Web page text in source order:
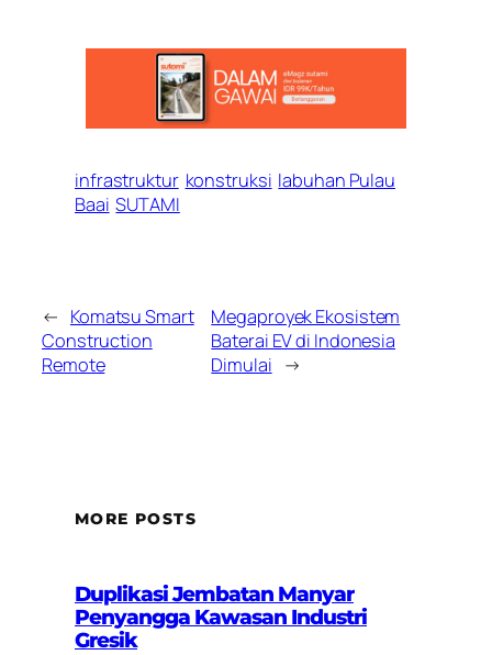
infrastruktur konstruksi labuhan Pulau
Baai SUTAMI
← Komatsu Smart
Construction
Remote
Megaproyek Ekosistem
Baterai EV di Indonesia
Dimulai →
MORE POSTS
Duplikasi Jembatan Manyar
Penyangga Kawasan Industri
Gresik